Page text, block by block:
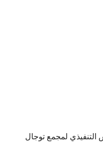
التنفيذي لمجمع توجال